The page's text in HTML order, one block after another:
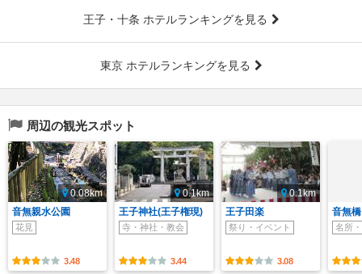
王子・十条 ホテルランキングを見る
東京 ホテルランキングを見る
周辺の観光スポット
0.08km
音無親水公園
花見
3.48
0.1km
王子神社(王子権現)
寺・神社・教会
3.44
0.1km
王子田楽
祭り・イベント
3.08
音無橋
名所